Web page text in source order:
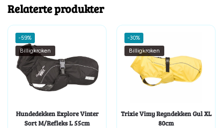
Relaterte produkter
-59%
Billigkroken
Hundedekken Explore Vinter
Sort M/Refleks L 55cm
-30%
Billigkroken
Trixie Vimy Regndekken Gul XL
80cm